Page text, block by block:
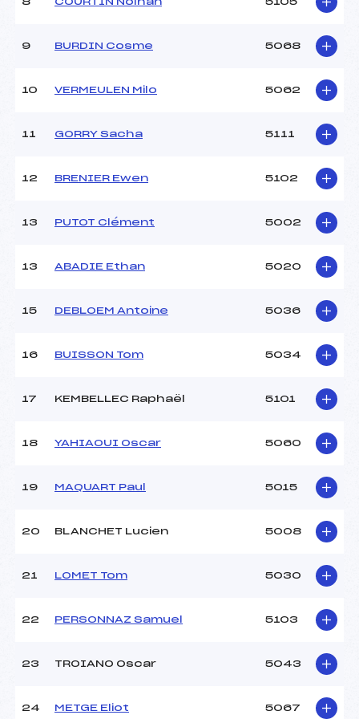
8 COURTIN Nolhan 5105
9 BURDIN Cosme 5068
10 VERMEULEN Milo 5062
11 GORRY Sacha 5111
12 BRENIER Ewen 5102
13 PUTOT Clément 5002
13 ABADIE Ethan 5020
15 DEBLOEM Antoine 5036
16 BUISSON Tom 5034
17 KEMBELLEC Raphaël 5101
18 YAHIAOUI Oscar 5060
19 MAQUART Paul 5015
20 BLANCHET Lucien 5008
21 LOMET Tom 5030
22 PERSONNAZ Samuel 5103
23 TROIANO Oscar 5043
24 METGE Eliot 5067